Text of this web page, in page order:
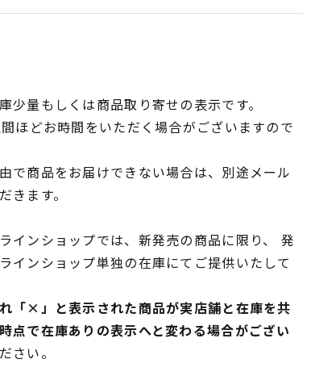
量もしくは商品取り寄せの表示です。
ほどお時間をいただく場合がございますので
で商品をお届けできない場合は、別途メール
きます。
インショップでは、新発売の商品に限り、 発
インショップ単独の在庫にてご提供いたして
「×」と表示された商品が実店舗と在庫を共
点で在庫ありの表示へと変わる場合がござい
さい。